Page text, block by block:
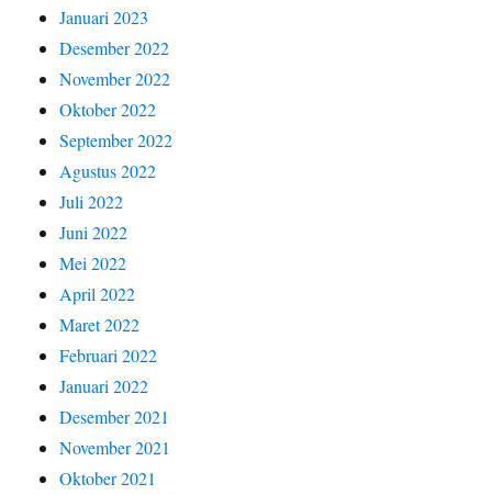
Januari 2023
Desember 2022
November 2022
Oktober 2022
September 2022
Agustus 2022
Juli 2022
Juni 2022
Mei 2022
April 2022
Maret 2022
Februari 2022
Januari 2022
Desember 2021
November 2021
Oktober 2021